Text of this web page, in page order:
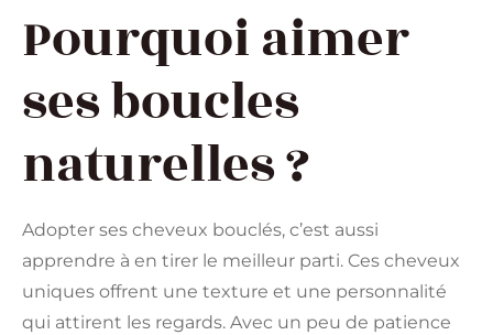
Pourquoi aimer
ses boucles
naturelles ?
Adopter ses cheveux bouclés, c’est aussi
apprendre à en tirer le meilleur parti. Ces cheveux
uniques offrent une texture et une personnalité
qui attirent les regards. Avec un peu de patience